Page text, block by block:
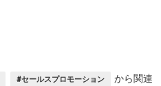
#セールスプロモーション
から関連